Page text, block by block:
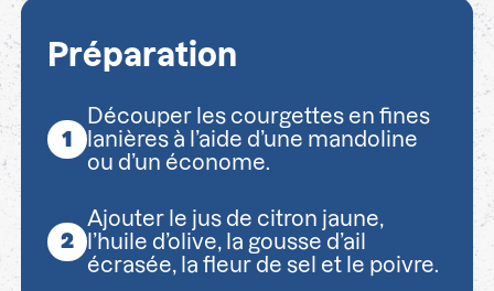
Préparation
Découper les courgettes en fines
lanières à l’aide d’une mandoline
ou d’un économe.
Ajouter le jus de citron jaune,
l’huile d’olive, la gousse d’ail
écrasée, la fleur de sel et le poivre.